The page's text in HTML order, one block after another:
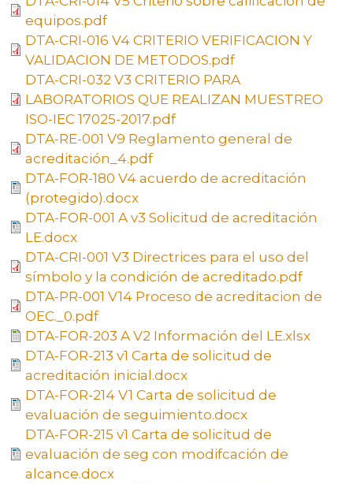
equipos.pdf
DTA-CRI-016 V4 CRITERIO VERIFICACION Y
VALIDACION DE METODOS.pdf
DTA-CRI-032 V3 CRITERIO PARA
LABORATORIOS QUE REALIZAN MUESTREO
ISO-IEC 17025-2017.pdf
DTA-RE-001 V9 Reglamento general de
acreditación_4.pdf
DTA-FOR-180 V4 acuerdo de acreditación
(protegido).docx
DTA-FOR-001 A v3 Solicitud de acreditación
LE.docx
DTA-CRI-001 V3 Directrices para el uso del
símbolo y la condición de acreditado.pdf
DTA-PR-001 V14 Proceso de acreditacion de
OEC._0.pdf
DTA-FOR-203 A V2 Información del LE.xlsx
DTA-FOR-213 v1 Carta de solicitud de
acreditación inicial.docx
DTA-FOR-214 V1 Carta de solicitud de
evaluación de seguimiento.docx
DTA-FOR-215 v1 Carta de solicitud de
evaluación de seg con modifcación de
alcance.docx